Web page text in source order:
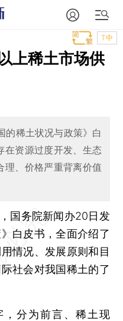
T中
上稀土市场供
的稀土状况与政策》白
在资源过度开发、生态
理、价格严重背离价值
务院新闻办20日发
白皮书，全面介绍了
情况、发展原则和目
社会对我国稀土的了
分为前言、稀土现